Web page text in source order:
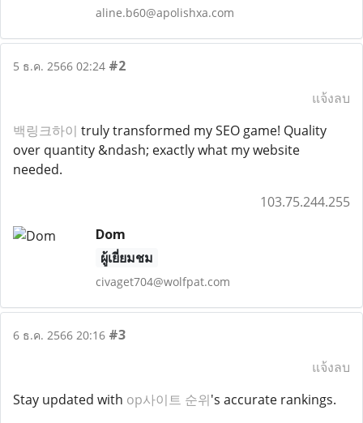
aline.b60@apolishxa.com
5 ธ.ค. 2566 02:24 #2
แจ้งลบ
백링크하이 truly transformed my SEO game! Quality
over quantity &ndash; exactly what my website
needed.
103.75.244.255
Dom
ผู้เยี่ยมชม
civaget704@wolfpat.com
6 ธ.ค. 2566 20:16 #3
แจ้งลบ
Stay updated with op사이트 순위's accurate rankings.